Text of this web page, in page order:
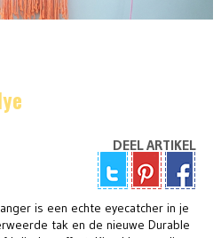
DEEL ARTIKEL
is een echte eyecatcher in je
tak en de nieuwe Durable